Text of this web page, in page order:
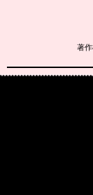
著